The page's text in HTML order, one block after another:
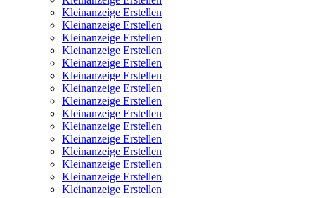
Kleinanzeige Erstellen
Kleinanzeige Erstellen
Kleinanzeige Erstellen
Kleinanzeige Erstellen
Kleinanzeige Erstellen
Kleinanzeige Erstellen
Kleinanzeige Erstellen
Kleinanzeige Erstellen
Kleinanzeige Erstellen
Kleinanzeige Erstellen
Kleinanzeige Erstellen
Kleinanzeige Erstellen
Kleinanzeige Erstellen
Kleinanzeige Erstellen
Kleinanzeige Erstellen